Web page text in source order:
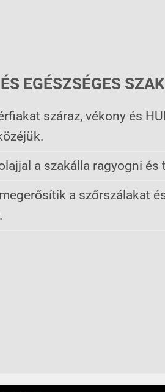
EGÉSZSÉGES
száraz, vékony és
a szakálla ragyogni
a szőrszálakat